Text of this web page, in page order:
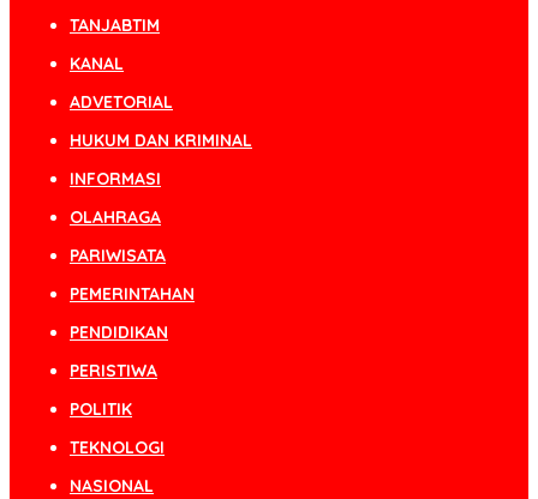
TANJABTIM
KANAL
ADVETORIAL
HUKUM DAN KRIMINAL
INFORMASI
OLAHRAGA
PARIWISATA
PEMERINTAHAN
PENDIDIKAN
PERISTIWA
POLITIK
TEKNOLOGI
NASIONAL